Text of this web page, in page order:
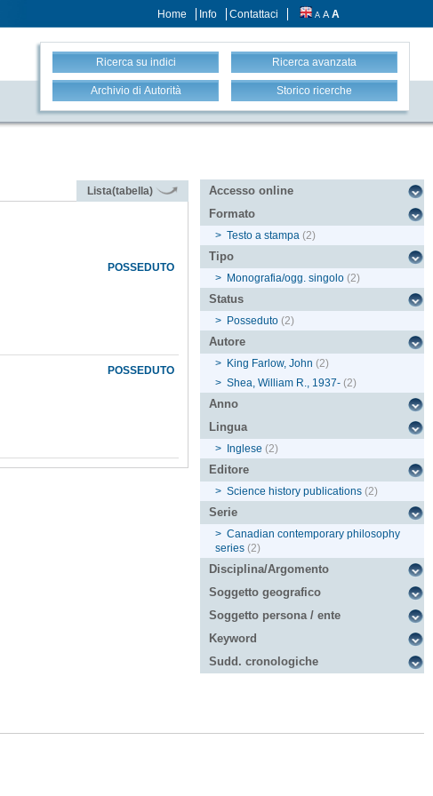
Home Info Contattaci A A A
Ricerca su indici Ricerca avanzata
Archivio di Autorità Storico ricerche
Lista(tabella)
POSSEDUTO
POSSEDUTO
Accesso online
Formato
> Testo a stampa (2)
Tipo
> Monografia/ogg. singolo (2)
Status
> Posseduto (2)
Autore
> King Farlow, John (2)
> Shea, William R., 1937- (2)
Anno
Lingua
> Inglese (2)
Editore
> Science history publications (2)
Serie
> Canadian contemporary philosophy
series (2)
Disciplina/Argomento
Soggetto geografico
Soggetto persona / ente
Keyword
Sudd. cronologiche